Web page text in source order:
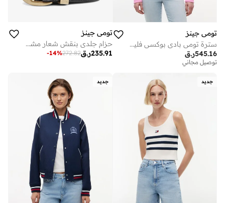
تومي جينز
سترة تومي بادي بوكسي فليس
ر.ق545.16
توصيل مجاني
تومي جينز
حزام جلدي بنقش شعار مشبك مجرد
ر.ق235.91
272.82
-14%
جديد جديد